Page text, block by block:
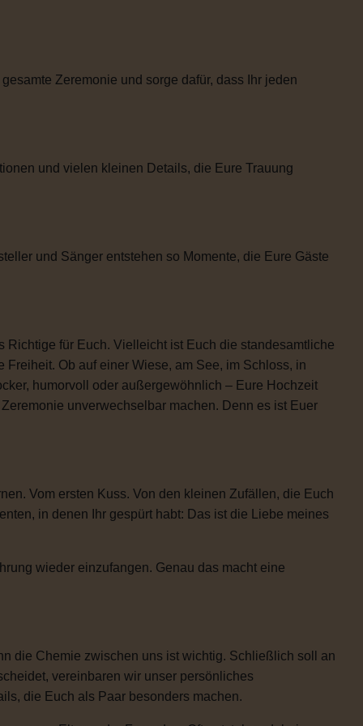
Zeremonie und sorge dafür, dass Ihr jeden
und vielen kleinen Details, die Eure Trauung
und Sänger entstehen so Momente, die Eure Gäste
für Euch. Vielleicht ist Euch die standesamtliche
Ob auf einer Wiese, am See, im Schloss, in
humorvoll oder außergewöhnlich – Eure Hochzeit
unverwechselbar machen. Denn es ist Euer
Vom ersten Kuss. Von den kleinen Zufällen, die Euch
in denen Ihr gespürt habt: Das ist die Liebe meines
wieder einzufangen. Genau das macht eine
die Chemie zwischen uns ist wichtig. Schließlich soll an
vereinbaren wir unser persönliches
die Euch als Paar besonders machen.